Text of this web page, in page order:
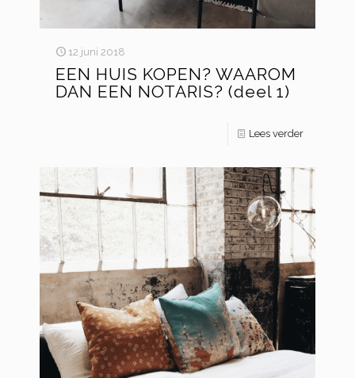
12 juni 2018
EEN HUIS KOPEN? WAAROM
DAN EEN NOTARIS? (deel 1)
Lees verder